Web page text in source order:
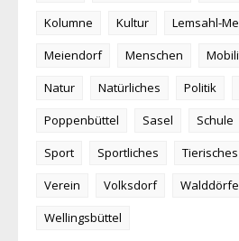
Kolumne
Kultur
Lemsahl-
Meiendorf
Menschen
Natur
Natürliches Politik
Poppenbüttel
Sasel Schule
Sport
Sportliches Tierisches
Verein
Volksdorf
Wellingsbüttel